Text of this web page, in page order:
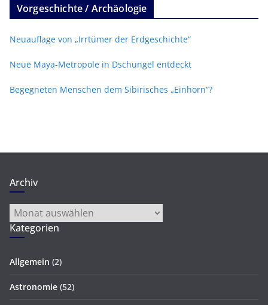
Vorgeschichte / Archäologie
Neuauflage von „Irrtümer der Erdgeschichte“
Neue Maya-Metropole in Dschungel entdeckt
Begegneten Menschen dem Sibirisches „Einhorn“?
Archiv
Archiv
Kategorien
Allgemein (2)
Astronomie (52)